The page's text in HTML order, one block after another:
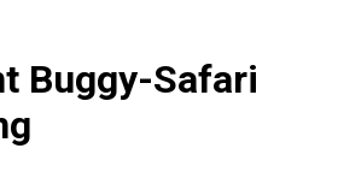
Buggy-Safari